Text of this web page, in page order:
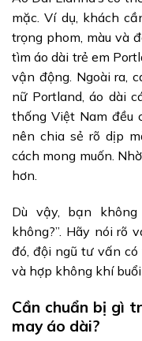
mặc. Ví dụ, khách
trọng phom, màu và
tìm áo dài trẻ em
vận động. Ngoài ra,
nữ Portland, áo dài
thống Việt Nam đều
nên chia sẻ rõ dịp
cách mong muốn.
hơn.
Dù vậy, bạn
không?”. Hãy nói rõ
đó, đội ngũ tư vấn
và hợp không khí buổi
Cần chuẩn bị gì
may áo dài?